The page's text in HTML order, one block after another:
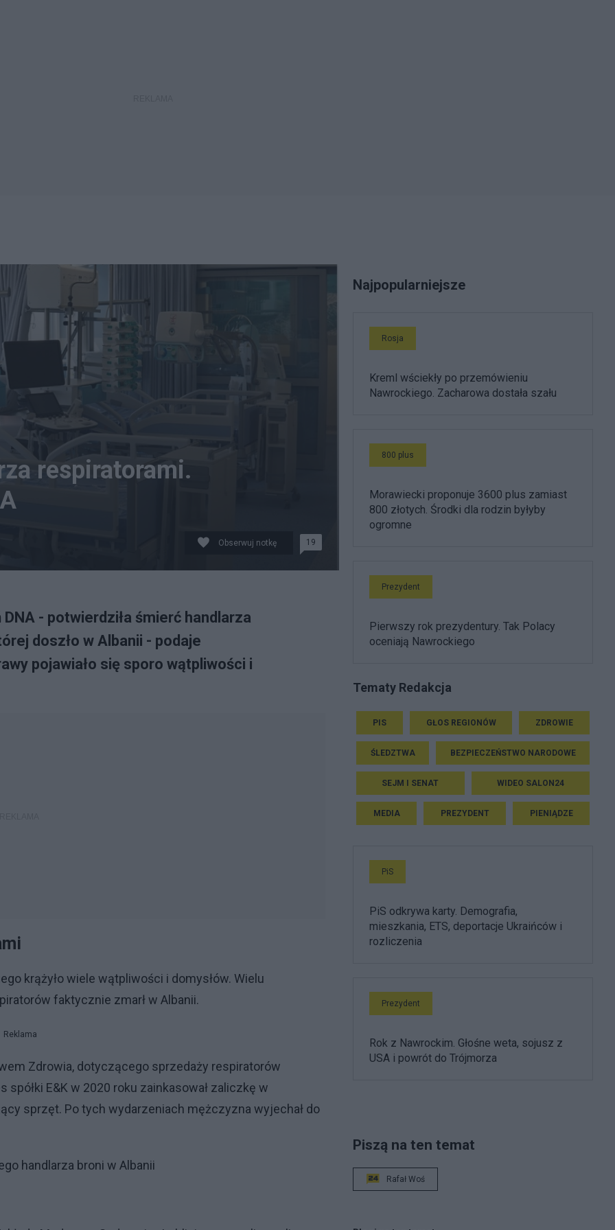
respiratorami.
Obserwuj notkę 19
- potwierdziła śmierć handlarza
doszło w Albanii - podaje
pojawiało się sporo wątpliwości i
krążyło wiele wątpliwości i domysłów. Wielu
faktycznie zmarł w Albanii.
Reklama
Zdrowia, dotyczącego sprzedaży respiratorów
E&K w 2020 roku zainkasował zaliczkę w
sprzęt. Po tych wydarzeniach mężczyzna wyjechał do
handlarza broni w Albanii
Najpopularniejsze
Rosja
Kreml wściekły po przemówieniu
Nawrockiego. Zacharowa dostała szału
800 plus
Morawiecki proponuje 3600 plus zamiast
800 złotych. Środki dla rodzin byłyby
ogromne
Prezydent
Pierwszy rok prezydentury. Tak Polacy
oceniają Nawrockiego
Tematy Redakcja
PIS GŁOS REGIONÓW ZDROWIE
ŚLEDZTWA BEZPIECZEŃSTWO NARODOWE
SEJM I SENAT WIDEO SALON24
MEDIA PREZYDENT PIENIĄDZE
PiS
PiS odkrywa karty. Demografia,
mieszkania, ETS, deportacje Ukraińców i
rozliczenia
Prezydent
Rok z Nawrockim. Głośne weta, sojusz z
USA i powrót do Trójmorza
Piszą na ten temat
Rafał Woś